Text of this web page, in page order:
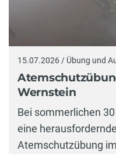
15.07.2026 / Übung und
Wernstein
Bei sommerlichen
eine
Atemschutzübung